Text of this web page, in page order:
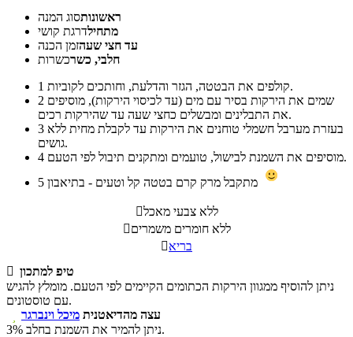
ראשונותסוג המנה
מתחילדרגת קושי
עד חצי שעהזמן הכנה
חלבי, כשרכשרות
1
קולפים את הבטטה, הגזר והדלעת, וחותכים לקוביות.
2
את התבלינים ומבשלים כחצי שעה עד שהירקות רכים.
3
גושים.
4
מוסיפים את השמנת לבישול, טועמים ומתקנים תיבול לפי הטעם.
5
ללא צבעי מאכל
ללא חומרים משמרים
בריא
 טיפ למתכון
ניתן להוסיף ממגוון הירקות הכתומים הקיימים לפי הטעם. מומלץ להגיש
עם טוסטונים.
עצה מהדיאטנית מיכל וינברגר
ניתן להמיר את השמנת בחלב 3%.